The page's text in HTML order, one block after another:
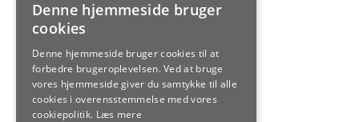
DANISH
Denne hjemmeside bruger
cookies
Denne hjemmeside bruger cookies til at
forbedre brugeroplevelsen. Ved at bruge
vores hjemmeside giver du samtykke til alle
cookies i overensstemmelse med vores
cookiepolitik. Læs mere